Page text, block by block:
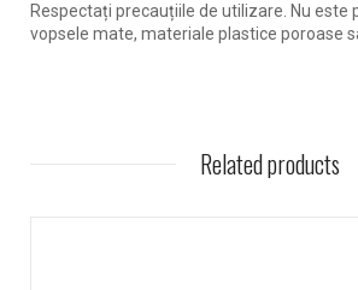
Respectați precauțiile de utilizare. Nu este
vopsele mate, materiale plastice poroase
Related products